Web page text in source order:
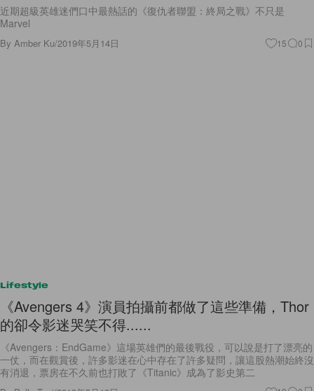
近期超級英雄迷們口中最熱話的《復仇者聯盟：終局之戰》不只是
Marvel
By Amber Ku/2019年5月14日 15 0
Lifestyle
《Avengers 4》演員拍攝前都做了這些準備，Thor
的卻令影迷哭笑不得......
《Avengers：EndGame》這場英雄們的最後戰役，可以說是打了漂亮的
一仗，而在觀賞後，許多影迷在心中存在了許多疑問，讓這股熱潮始終沒
有消退，票房在不久前也打敗了《Titanic》成為了影史第二